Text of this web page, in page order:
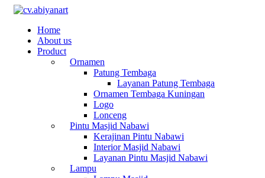
Home
About us
Product
Ornamen
Patung Tembaga
Layanan Patung Tembaga
Ornamen Tembaga Kuningan
Logo
Lonceng
Pintu Masjid Nabawi
Kerajinan Pintu Nabawi
Interior Masjid Nabawi
Layanan Pintu Masjid Nabawi
Lampu